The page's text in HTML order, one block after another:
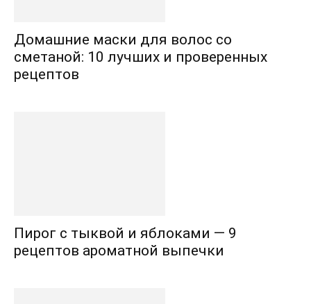
Домашние маски для волос со
сметаной: 10 лучших и проверенных
рецептов
Пирог с тыквой и яблоками — 9
рецептов ароматной выпечки